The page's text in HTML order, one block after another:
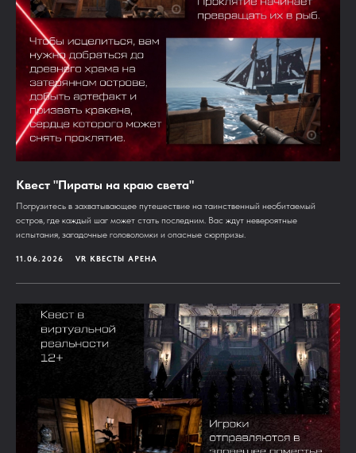
Квест "Пираты на краю света"
Погрузитесь в захватывающее путешествие на таинственный необитаемый
остров, где каждый шаг может стать последним. Вас ждут невероятные
испытания, загадочные головоломки и опасные сюрпризы.
11.06.2026 VR КВЕСТЫ АРЕНА